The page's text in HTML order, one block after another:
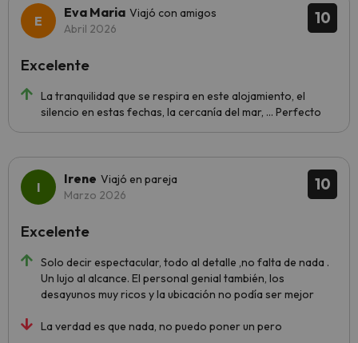
10
Eva Maria Viajó con amigos
Abril 2026
La tranquilidad que se respira en este alojamiento, el
silencio en estas fechas, la cercanía del mar, ... Perfecto
Excelente
10
Irene Viajó en pareja
Marzo 2026
Solo decir espectacular, todo al detalle ,no falta de nada .
Un lujo al alcance. El personal genial también, los
desayunos muy ricos y la ubicación no podía ser mejor
La verdad es que nada, no puedo poner un pero
Excelente